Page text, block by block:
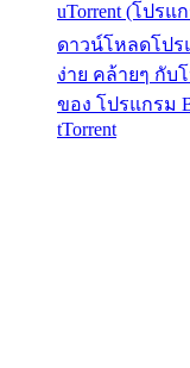
uTorrent (โปรแ
ดาวน์โหลดโปร
ง่าย คล้ายๆ กับ
ของ โปรแกรม
tTorrent